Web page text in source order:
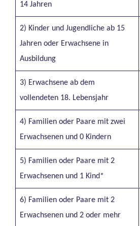
14 Jahren
2) Kinder und Jugendliche ab 15
Jahren oder Erwachsene in
Ausbildung
3) Erwachsene ab dem
vollendeten 18. Lebensjahr
4) Familien oder Paare mit zwei
Erwachsenen und 0 Kindern
5) Familien oder Paare mit 2
Erwachsenen und 1 Kind*
6) Familien oder Paare mit 2
Erwachsenen und 2 oder mehr